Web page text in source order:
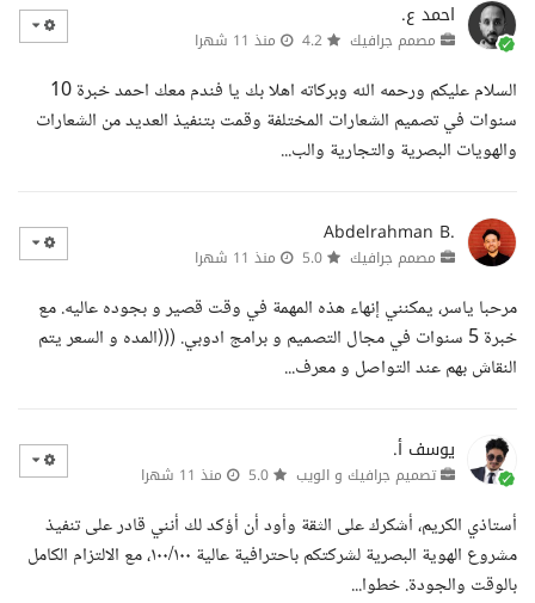
احمد ع.
مصمم جرافيك منذ 11 شهرا
السلام عليكم ورحمه الله وبركاته اهلا بك يا فندم معك احمد خبرة 10
سنوات في تصميم الشعارات المختلفة وقمت بتنفيذ العديد من الشعارات
والهويات البصرية والتجارية والب...
Abdelrahman B.
مصمم جرافيك منذ 11 شهرا
مرحبا ياسر، يمكنني إنهاء هذه المهمة في وقت قصير و بجوده عاليه. مع
خبرة 5 سنوات في مجال التصميم و برامج ادوبي. (((المده و السعر يتم
النقاش بهم عند التواصل و معرف...
يوسف أ.
تصميم جرافيك و الويب منذ 11 شهرا
أستاذي الكريم، أشكرك على الثقة وأود أن أؤكد لك أنني قادر على تنفيذ
مشروع الهوية البصرية لشركتكم باحترافية عالية ١٠٠/١٠٠، مع الالتزام الكامل
بالوقت والجودة. خطوا...